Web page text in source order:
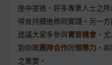
座中提過，好多專業人士之
哢肯持續進修同實踐。另一方
建議大家多參與實習機會 ，
到你嘅團隊合作同領導力 ，
之重要。